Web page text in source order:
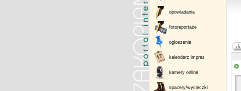
opowiadania
fotoreportaże
ogłoszenia
kalendarz imprez
kamery online
spacery/wycieczki